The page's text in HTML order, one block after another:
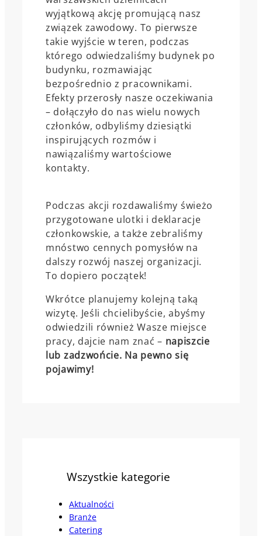
wyjątkową akcję promującą nasz
związek zawodowy. To pierwsze
takie wyjście w teren, podczas
którego odwiedzaliśmy budynek po
budynku, rozmawiając
bezpośrednio z pracownikami.
Efekty przerosły nasze oczekiwania
– dołączyło do nas wielu nowych
członków, odbyliśmy dziesiątki
inspirujących rozmów i
nawiązaliśmy wartościowe
kontakty.
Podczas akcji rozdawaliśmy świeżo
przygotowane ulotki i deklaracje
członkowskie, a także zebraliśmy
mnóstwo cennych pomysłów na
dalszy rozwój naszej organizacji.
To dopiero początek!
Wkrótce planujemy kolejną taką
wizytę. Jeśli chcielibyście, abyśmy
odwiedzili również Wasze miejsce
pracy, dajcie nam znać – napiszcie
lub zadzwońcie. Na pewno się
pojawimy!
Wszystkie kategorie
Aktualności
Branże
Catering